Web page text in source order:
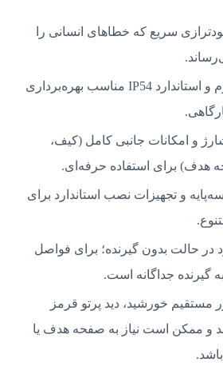
سریع که خطاهای انسانی را
ساختار مقاوم و استاندارد IP54 مناسب بهره‌برداری
و امکانات جانبی کامل (کیف،
هدف) برای استفاده حرفه‌ای.
و تجهیزات نصب استاندارد برای
در حالت بدون گیرنده؛ برای فواصل
گیرنده جداگانه است.
مستقیم خورشید، دید پرتو قرمز
و ممکن است نیاز به صفحه هدف یا